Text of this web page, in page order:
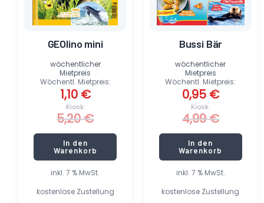
inkl. 7 % MwSt.
kostenlose Zustellung
GEOlino mini
Kiosk:
5,20€
Wöchentl. Mietpreis:
1,10 €
wöchentlicher
Mietpreis
In den
Warenkorb
inkl. 7 % MwSt.
kostenlose Zustellung
Bussi Bär
Kiosk:
4,99€
Wöchentl. Mietpreis:
0,95 €
wöchentlicher
Mietpreis
In den
Warenkorb